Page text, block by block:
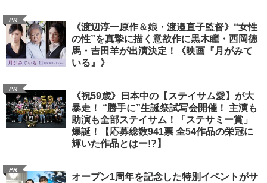
PR
《渡辺淳一原作＆娘・渡邉直子監督》“女性
の性”を真摯に描く意欲作に黒木瞳・西岡德
馬・吉田羊が出演決定！《映画『月がみて
いる』》
PR
《祝59歳》日本中の【ステイサム愛】が大
暴走！ “勝手に”生誕祭試写会開催！ 主演も
助演も全部ステイサム！「ステサミー賞」
爆誕！【応募総数941票 全54作品の栄冠に
輝いた作品とはー!?】
PR
オープン1周年を記念した特別イベントがサ